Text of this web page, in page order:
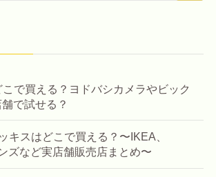
で買える？ヨドバシカメラやビック
で試せる？
キスはどこで買える？〜IKEA、
ズなど実店舗販売店まとめ〜